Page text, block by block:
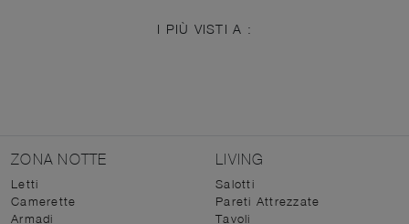
I PIÙ VISTI A :
ZONA NOTTE
Letti
Camerette
Armadi
LIVING
Salotti
Pareti Attrezzate
Tavoli